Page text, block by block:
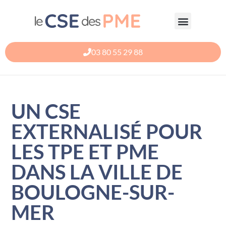
03 80 55 29 88
UN CSE
EXTERNALISÉ POUR
LES TPE ET PME
DANS LA VILLE DE
BOULOGNE-SUR-
MER